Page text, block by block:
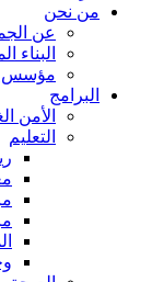
من نحن
عن
مؤسس
البرامج
الأمن
التعليم